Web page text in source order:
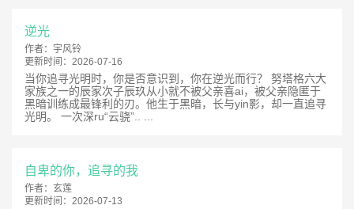
逆光
作者： 宇风铃
更新时间： 2026-07-16
当你追寻光明时，你是否意识到，你在逆光而行？ 努塔格六大
家族之一的辰家次子辰玖从小就不被父亲喜ai，被父亲隐匿于
黑暗训练成最锋利的刃。他生于黑暗，长与yin影，却一直追寻
光明。 一次深ru“云骁”.. ...
自卑的你，追寻的我
作者： 玄莲
更新时间： 2026-07-13